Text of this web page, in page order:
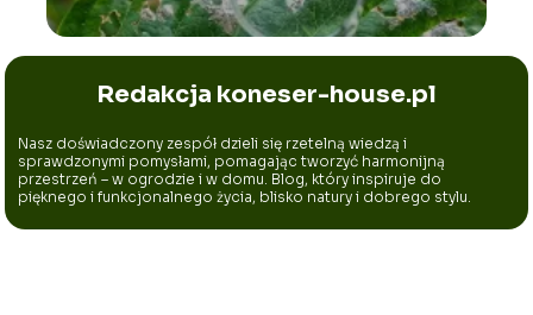
Redakcja koneser-house.pl
Nasz doświadczony zespół dzieli się rzetelną wiedzą i
sprawdzonymi pomysłami, pomagając tworzyć harmonijną
przestrzeń – w ogrodzie i w domu. Blog, który inspiruje do
pięknego i funkcjonalnego życia, blisko natury i dobrego stylu.